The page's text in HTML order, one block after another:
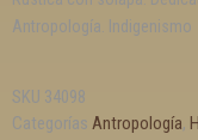
Antropología. Indigenismo
SKU 34098
Categorías Antropología,